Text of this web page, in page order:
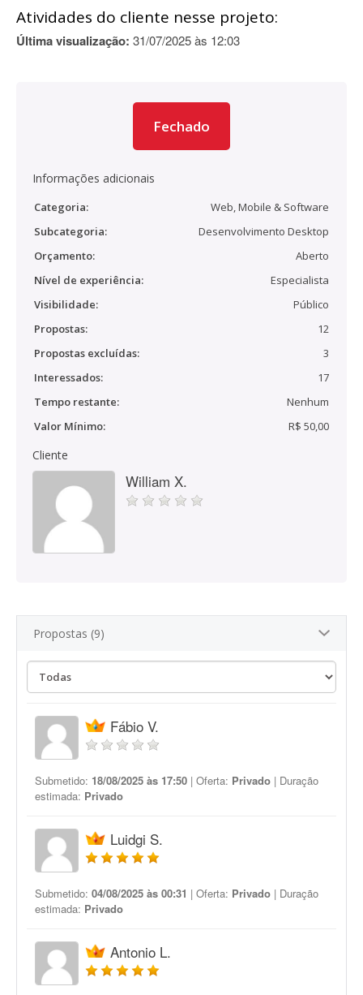
Atividades do cliente nesse projeto:
Última visualização: 31/07/2025 às 12:03
Fechado
Informações adicionais
Categoria:
Web, Mobile & Software
Subcategoria:
Desenvolvimento Desktop
Orçamento:
Aberto
Nível de experiência:
Especialista
Visibilidade:
Público
Propostas:
12
Propostas excluídas:
3
Interessados:
17
Tempo restante:
Nenhum
Valor Mínimo:
R$ 50,00
Cliente
William X.
Propostas (9)
Fábio V.
Submetido: 18/08/2025 às 17:50 | Oferta: Privado | Duração
estimada: Privado
Luidgi S.
Submetido: 04/08/2025 às 00:31 | Oferta: Privado | Duração
estimada: Privado
Antonio L.